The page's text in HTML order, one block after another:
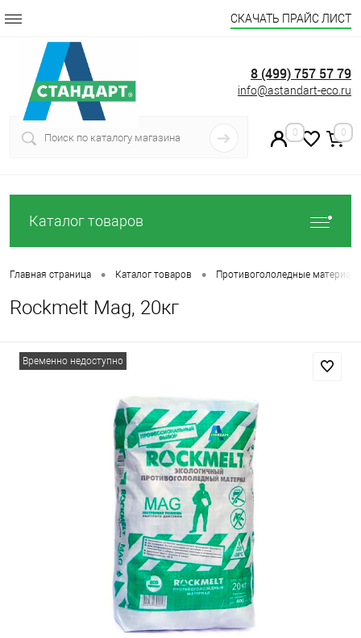
СКАЧАТЬ ПРАЙС ЛИСТ
8 (499) 757 57 79
info@astandart-eco.ru
0 0
Каталог товаров
Главная страница • Каталог товаров • Противогололедные
Rockmelt Mag, 20кг
Временно недоступно